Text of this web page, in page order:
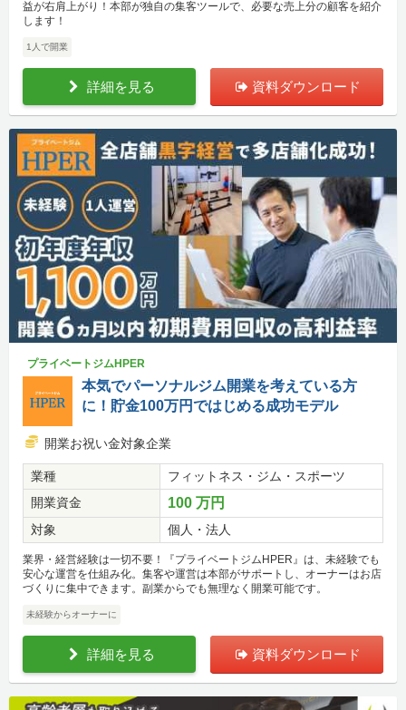
益が右肩上がり！本部が独自の集客ツールで、必要な売上分の顧客を紹介
します！
1人で開業
詳細を見る 資料ダウンロード
プライベートジムHPER
本気でパーソナルジム開業を考えている方
に！貯金100万円ではじめる成功モデル
開業お祝い金対象企業
業種
フィットネス・ジム・スポーツ
開業資金
100 万円
対象 個人・法人
業界・経営経験は一切不要！『プライベートジムHPER』は、未経験でも
安心な運営を仕組み化。集客や運営は本部がサポートし、オーナーはお店
づくりに集中できます。副業からでも無理なく開業可能です。
未経験からオーナーに
詳細を見る 資料ダウンロード